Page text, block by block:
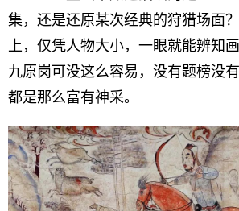
集，还是还原某次经典的狩猎场面
上，仅凭人物大小，一眼就能辨知
九原岗可没这么容易，没有题榜没
都是那么富有神采。